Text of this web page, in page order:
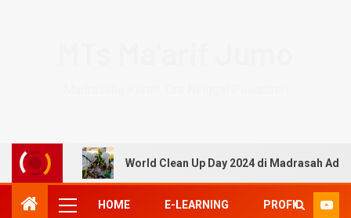
World Clean Up Day 2024 di Madrasah
HOME E-LEARNING PROFIL